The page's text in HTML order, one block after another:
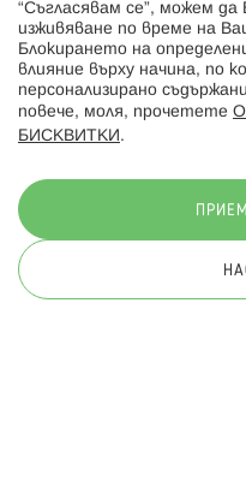
© 2026
“Съгласявам се”, можем
изживяване по време на
Блокирането на
влияние върху начина, по
персонализирано
повече, моля, прочетете
БИСКВИТКИ .